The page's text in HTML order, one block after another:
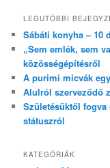
LEGUTÓBBI
Sábáti konyha – 10
„Sem emlék, sem
közösségépítésről
A purimi micvák
Alulról szerveződő
Születésüktől fogva
státuszról
KATEGÓRIÁK